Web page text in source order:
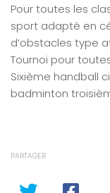
Pour toutes les
sport adapté en
d’obstacles type
Tournoi pour
Sixième handball
badminton
PARTAGER